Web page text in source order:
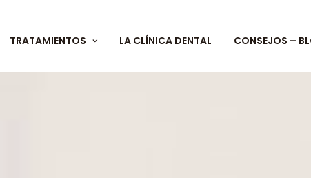
TRATAMIENTOS LA CLÍNICA DENTAL CONSEJOS –